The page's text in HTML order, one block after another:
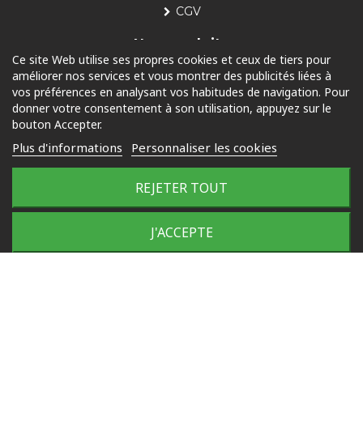
CGV
Nos produits
Piscine
Jardin
Outdoor
© 2025 Tous droits réservés
Plan du site
Ce site Web utilise ses propres cookies et ceux de tiers pour
améliorer nos services et vous montrer des publicités liées à
vos préférences en analysant vos habitudes de navigation. Pour
donner votre consentement à son utilisation, appuyez sur le
bouton Accepter.
Plus d'informations Personnaliser les cookies
REJETER TOUT
J'ACCEPTE